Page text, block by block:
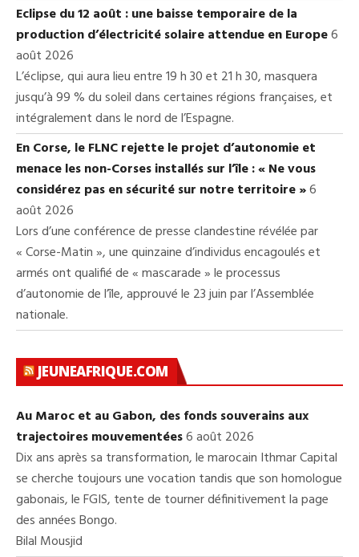
Eclipse du 12 août : une baisse temporaire de la
production d’électricité solaire attendue en Europe6
août 2026
L’éclipse, qui aura lieu entre 19 h 30 et 21 h 30, masquera
jusqu’à 99 % du soleil dans certaines régions françaises, et
intégralement dans le nord de l’Espagne.
En Corse, le FLNC rejette le projet d’autonomie et
menace les non-Corses installés sur l’île : « Ne vous
considérez pas en sécurité sur notre territoire »6
août 2026
Lors d’une conférence de presse clandestine révélée par
« Corse-Matin », une quinzaine d’individus encagoulés et
armés ont qualifié de « mascarade » le processus
d’autonomie de l’île, approuvé le 23 juin par l’Assemblée
nationale.
JEUNEAFRIQUE.COM
Au Maroc et au Gabon, des fonds souverains aux
trajectoires mouvementées6 août 2026
Dix ans après sa transformation, le marocain Ithmar Capital
se cherche toujours une vocation tandis que son homologue
gabonais, le FGIS, tente de tourner définitivement la page
des années Bongo.
Bilal Mousjid